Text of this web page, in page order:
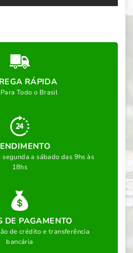
RÁPIDA
Todo o Brasil
a sábado das 9hs às
18hs
DE PAGAMENTO
de crédito e transferência
bancária